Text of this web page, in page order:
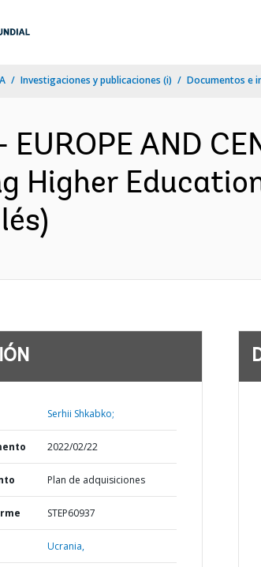
Investigaciones y publicaciones (i) Documentos e
EUROPE AND
Higher
Serhii Shkabko;
2022/02/22
Plan de adquisiciones
STEP60937
Ucrania,